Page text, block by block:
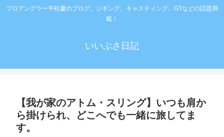
プロアングラー平松慶のブログ。ジギング、キャスティング、GTなどの話題満
載！
いいぶさ日記
【我が家のアトム・スリング】いつも肩か
ら掛けられ、どこへでも一緒に旅してま
す。